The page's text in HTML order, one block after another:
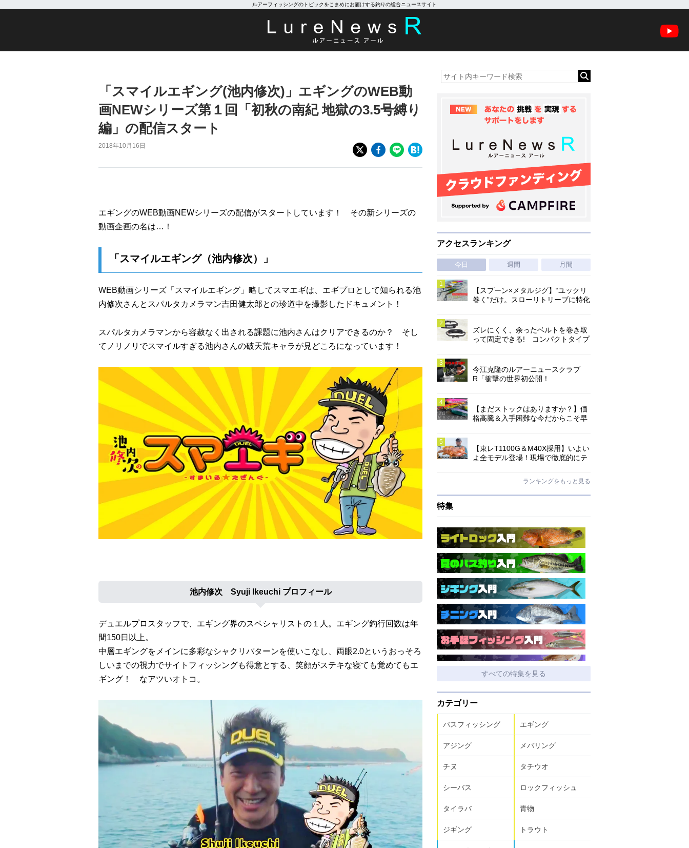
ルアーフィッシングのトピックをこまめにお届けする釣りの総合ニュースサイト
「スマイルエギング(池内修次)」エギングのWEB動
画NEWシリーズ第１回「初秋の南紀 地獄の3.5号縛り
編」の配信スタート
2018年10月16日
エギングのWEB動画NEWシリーズの配信がスタートしています！ その新シリーズの
動画企画の名は…！
「スマイルエギング（池内修次）」
WEB動画シリーズ「スマイルエギング」略してスマエギは、エギプロとして知られる池
内修次さんとスパルタカメラマン吉田健太郎との珍道中を撮影したドキュメント！
スパルタカメラマンから容赦なく出される課題に池内さんはクリアできるのか？ そし
てノリノリでスマイルすぎる池内さんの破天荒キャラが見どころになっています！
池内修次 Syuji Ikeuchi プロフィール
デュエルプロスタッフで、エギング界のスペシャリストの１人。エギング釣行回数は年
間150日以上。
中層エギングをメインに多彩なシャクリパターンを使いこなし、両眼2.0というおっそろ
しいまでの視力でサイトフィッシングも得意とする、笑顔がステキな寝ても覚めてもエ
ギング！ なアツいオトコ。
アクセスランキング
今日 週間 月間
【スプーン×メタルジグ】“ユックリ
巻く”だけ。スローリトリーブに特化
ズレにくく、余ったベルトを巻き取
って固定できる! コンパクトタイプ
今江克隆のルアーニュースクラブ
R「衝撃の世界初公開！
【まだストックはありますか？】価
格高騰＆入手困難な今だからこそ早
【東レT1100G＆M40X採用】いよい
よ全モデル登場！現場で徹底的にテ
ランキングをもっと見る
特集
すべての特集を見る
カテゴリー
バスフィッシング エギング
アジング メバリング
チヌ タチウオ
シーバス ロックフィッシュ
タイラバ 青物
ジギング トラウト